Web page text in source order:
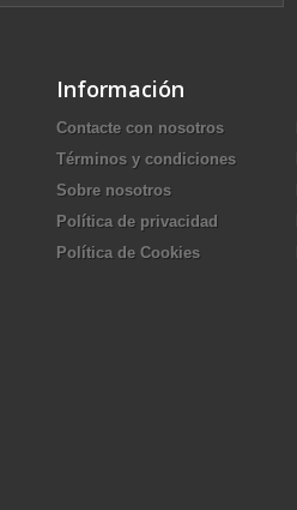
Información
Contacte con nosotros
Términos y condiciones
Sobre nosotros
Política de privacidad
Política de Cookies